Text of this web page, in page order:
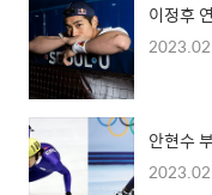
이정후
안현수